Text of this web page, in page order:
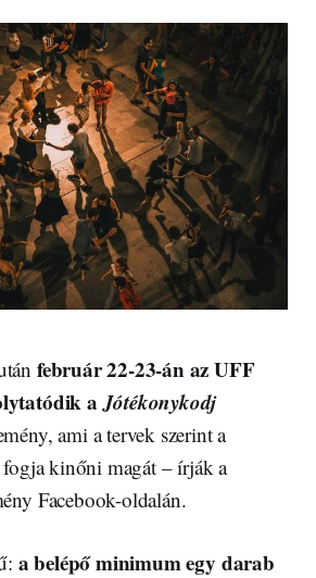
február 22-23-án az UFF
aJótékonykodj
ami a tervek szerint a
kinőni magát – írják a
Facebook-oldalán.
a belépő minimum egy darab